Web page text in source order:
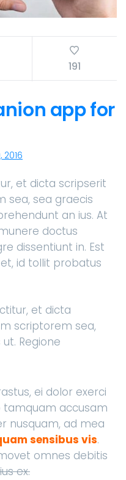
191
app for
2016
et dicta scripserit
sea, sea graecis
an ius. At
doctus
dissentiunt in. Est
id tollit probatus
et dicta
scriptorem sea,
Regione
ei dolor exerci
tamquam accusam
nusquam, ad mea
sensibus vis.
omnes debitis
ex.